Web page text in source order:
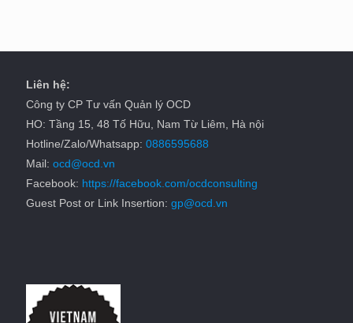
Liên hệ:
Công ty CP Tư vấn Quản lý OCD
HO: Tầng 15, 48 Tố Hữu, Nam Từ Liêm, Hà nội
Hotline/Zalo/Whatsapp: 0886595688
Mail: ocd@ocd.vn
Facebook: https://facebook.com/ocdconsulting
Guest Post or Link Insertion: gp@ocd.vn